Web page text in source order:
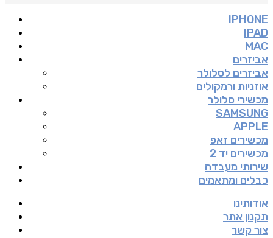
IPHONE
IPAD
MAC
אביזרים
אביזרים לסלולר
אוזניות ורמקולים
מכשירי סלולר
SAMSUNG
APPLE
מכשירים זאפ
מכשירים יד 2
שירותי מעבדה
כבלים ומתאמים
אודותינו
תקנון אתר
צור קשר